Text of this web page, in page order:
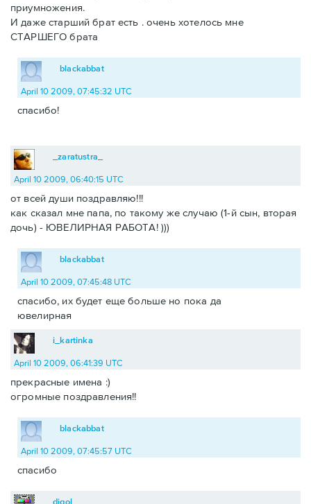
приумножения.
И даже старший брат есть . очень хотелось мне
СТАРШЕГО брата
blackabbat
April 10 2009, 07:45:32 UTC
спасибо!
_zaratustra_
April 10 2009, 06:40:15 UTC
от всей души поздравляю!!!
как сказал мне папа, по такому же случаю (1-й сын, вторая
дочь) - ЮВЕЛИРНАЯ РАБОТА! )))
blackabbat
April 10 2009, 07:45:48 UTC
спасибо, их будет еще больше но пока да
ювелирная
i_kartinka
April 10 2009, 06:41:39 UTC
прекрасные имена :)
огромные поздравления!!
blackabbat
April 10 2009, 07:45:57 UTC
спасибо
digol